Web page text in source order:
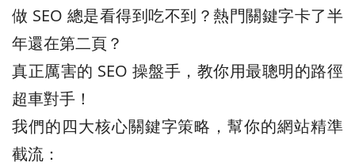
做 SEO 總是看得到吃不到？熱門關鍵字卡了半
年還在第二頁？
真正厲害的 SEO 操盤手，教你用最聰明的路徑
超車對手！
我們的四大核心關鍵字策略，幫你的網站精準
截流：